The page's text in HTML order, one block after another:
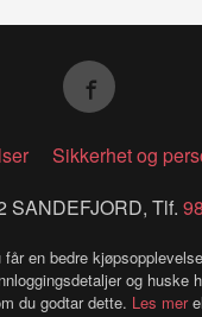
Sikkerhet og
SANDEFJORD, Tlf.
en bedre
og huske
du godtar dette. Les mer